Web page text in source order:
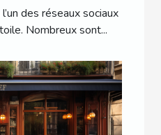
des réseaux sociaux
Nombreux sont...